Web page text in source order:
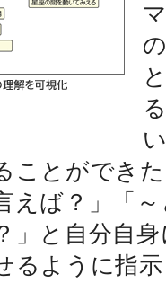
ことができ
えば？」「
」と自分自
るように指